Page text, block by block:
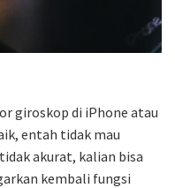
giroskop di iPhone atau
entah tidak mau
akurat, kalian bisa
kembali fungsi